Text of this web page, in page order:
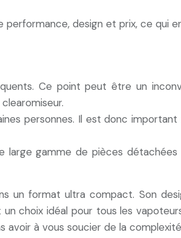
design et prix, ce qui
Ce point peut être un
personnes. Il est donc
large gamme de pièces
un format ultra compact. Son
choix idéal pour tous les
à vous soucier de la complexité